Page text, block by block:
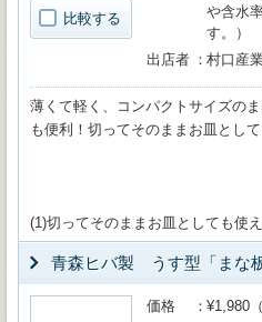
比較する
や含水
す。）
出店者
村口産
薄くて軽く、コンパクトサイズの
も便利！切ってそのままお皿とし
(1)切ってそのままお皿としても使
青森ヒバ製 うす型「まな
価格
¥1,980